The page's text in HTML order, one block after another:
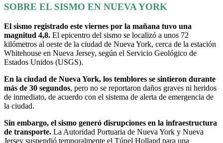
SOBRE EL SISMO EN NUEVA YORK
El sismo registrado este viernes por la mañana tuvo una
magnitud 4,8. El epicentro del sismo se localizó a unos 72
kilómetros al oeste de la ciudad de Nueva York, cerca de la estación
Whitehouse en Nueva Jersey, según el Servicio Geológico de
Estados Unidos (USGS).
En la ciudad de Nueva York, los temblores se sintieron durante
más de 30 segundos, pero no se reportaron daños graves ni heridos
de inmediato, de acuerdo con el sistema de alerta de emergencia de
la ciudad.
Sin embargo, el sismo generó disrupciones en la infraestructura
de transporte. La Autoridad Portuaria de Nueva York y Nueva
Jersey suspendió temporalmente el Túnel Holland para una